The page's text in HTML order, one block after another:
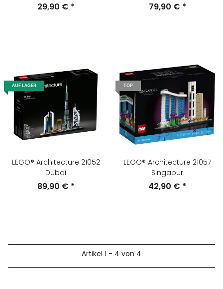
29,90 € * 79,90 € *
AUF LAGER
LEGO® Architecture 21052
Dubai
89,90 € *
TOP
LEGO® Architecture 21057
Singapur
42,90 € *
Artikel 1 - 4 von 4